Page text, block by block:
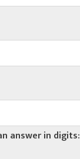
answer in digits: